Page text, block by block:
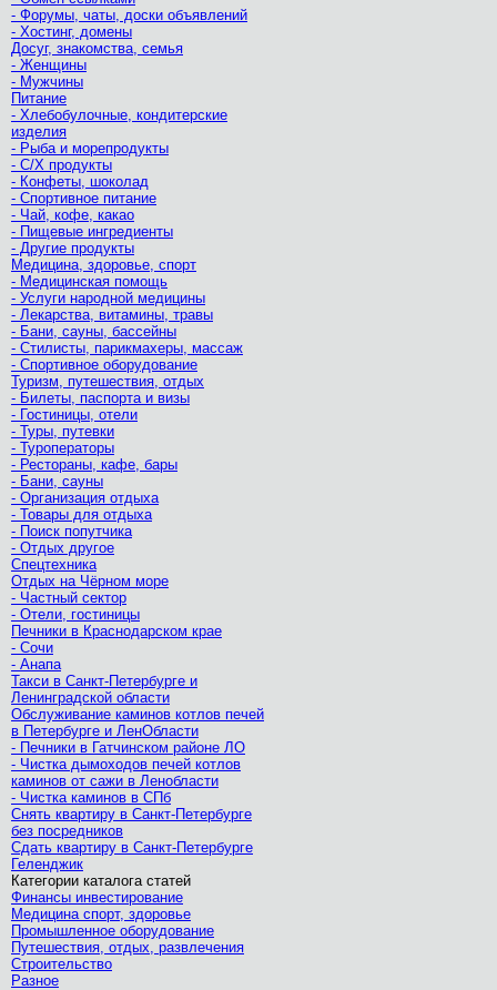
- Форумы, чаты, доски объявлений
- Хостинг, домены
Досуг, знакомства, семья
- Женщины
- Мужчины
Питание
- Хлебобулочные, кондитерские
изделия
- Рыба и морепродукты
- С/Х продукты
- Конфеты, шоколад
- Спортивное питание
- Чай, кофе, какао
- Пищевые ингредиенты
- Другие продукты
Медицина, здоровье, спорт
- Медицинская помощь
- Услуги народной медицины
- Лекарства, витамины, травы
- Бани, сауны, бассейны
- Стилисты, парикмахеры, массаж
- Спортивное оборудование
Туризм, путешествия, отдых
- Билеты, паспорта и визы
- Гостиницы, отели
- Туры, путевки
- Туроператоры
- Рестораны, кафе, бары
- Бани, сауны
- Организация отдыха
- Товары для отдыха
- Поиск попутчика
- Отдых другое
Спецтехника
Отдых на Чёрном море
- Частный сектор
- Отели, гостиницы
Печники в Краснодарском крае
- Сочи
- Анапа
Такси в Санкт-Петербурге и
Ленинградской области
Обслуживание каминов котлов печей
в Петербурге и ЛенОбласти
- Печники в Гатчинском районе ЛО
- Чистка дымоходов печей котлов
каминов от сажи в Ленобласти
- Чистка каминов в СПб
Снять квартиру в Санкт-Петербурге
без посредников
Сдать квартиру в Санкт-Петербурге
Геленджик
Категории каталога статей
Финансы инвестирование
Медицина спорт, здоровье
Промышленное оборудование
Путешествия, отдых, развлечения
Строительство
Разное